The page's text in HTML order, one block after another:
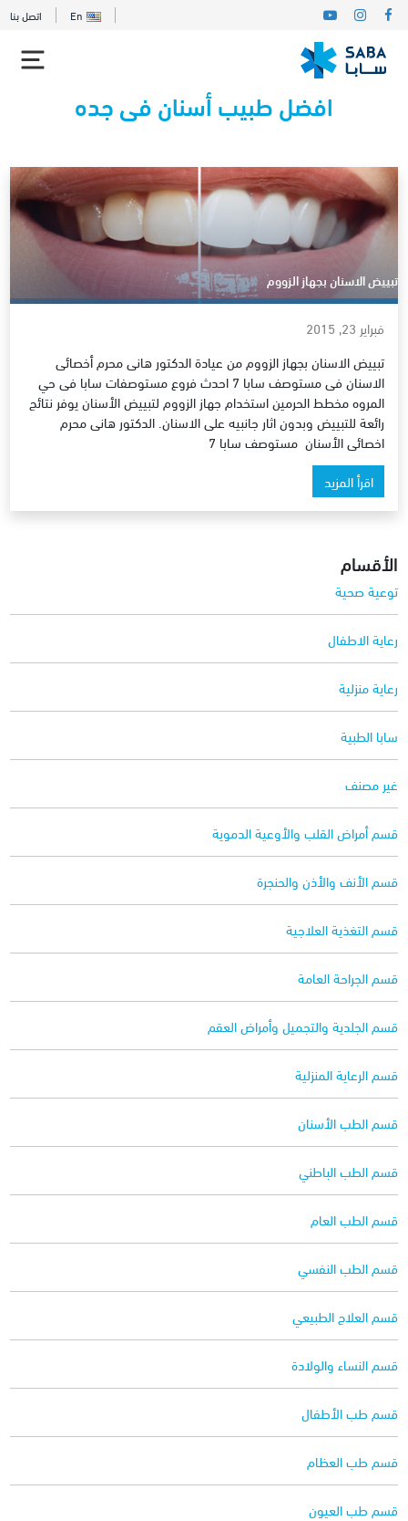
En اتصل بنا
افضل طبيب أسنان فى جده
الأقسام
توعية صحية
رعاية الاطفال
رعاية منزلية
سابا الطبية
غير مصنف
قسم أمراض القلب والأوعية الدموية
قسم الأنف والأذن والحنجرة
قسم التغذية العلاجية
قسم الجراحة العامة
قسم الجلدية والتجميل وأمراض العقم
قسم الرعاية المنزلية
قسم الطب الأسنان
قسم الطب الباطني
قسم الطب العام
قسم الطب النفسي
قسم العلاج الطبيعي
قسم النساء والولادة
قسم طب الأطفال
قسم طب العظام
قسم طب العيون
تبييض الاسنان بجهاز الزووم
فبراير 23, 2015
تبييض الاسنان بجهاز الزووم من عيادة الدكتور هانى محرم أخصائى
الاسنان فى مستوصف سابا 7 احدث فروع مستوصفات سابا فى حي
المروه مخطط الحرمين استخدام جهاز الزووم لتبييض الأسنان يوفر نتائج
رائعة للتبييض وبدون اثار جانبيه على الاسنان. الدكتور هانى محرم
اخصائى الأسنان مستوصف سابا 7
اقرأ المزيد